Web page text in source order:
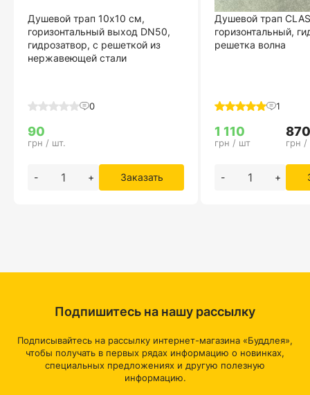
Душевой трап 10х10 см,
горизонтальный выход DN50,
гидрозатвор, с решеткой из
нержавеющей стали
0
90
грн / шт.
- + Заказать
Душевой трап
горизонтальный,
решетка волна
1
1 110
грн / шт
870
грн /
- +
Подпишитесь на нашу рассылку
Подписывайтесь на рассылку интернет-магазина «Буддлея»,
чтобы получать в первых рядах информацию о новинках,
специальных предложениях и другую полезную
информацию.